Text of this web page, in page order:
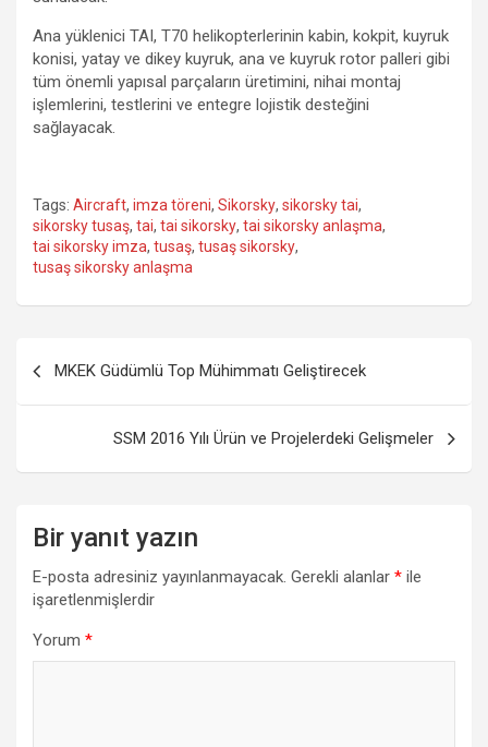
Ana yüklenici TAI, T70 helikopterlerinin kabin, kokpit, kuyruk
konisi, yatay ve dikey kuyruk, ana ve kuyruk rotor palleri gibi
tüm önemli yapısal parçaların üretimini, nihai montaj
işlemlerini, testlerini ve entegre lojistik desteğini
sağlayacak.
Tags: Aircraft, imza töreni, Sikorsky, sikorsky tai,
sikorsky tusaş, tai, tai sikorsky, tai sikorsky anlaşma,
tai sikorsky imza, tusaş, tusaş sikorsky,
tusaş sikorsky anlaşma
MKEK Güdümlü Top Mühimmatı Geliştirecek
SSM 2016 Yılı Ürün ve Projelerdeki Gelişmeler
Bir yanıt yazın
E-posta adresiniz yayınlanmayacak. Gerekli alanlar * ile
işaretlenmişlerdir
Yorum *